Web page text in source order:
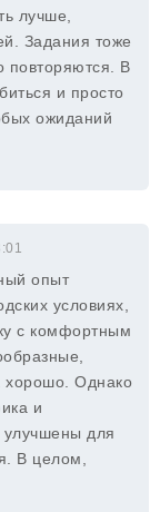
лучше,
Задания тоже
повторяются. В
и просто
ожиданий
опыт
условиях,
с комфортным
хорошо. Однако
и
для
В целом,